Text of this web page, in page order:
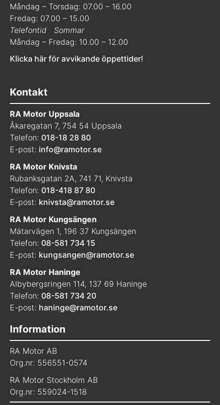
Måndag – Torsdag: 07.00 – 16.00
Fredag: 07.00 – 15.00
Telefontid
Sommar
Måndag – Fredag: 10.00 – 12.00
Klicka här för avvikande öppettider!
Kontakt
RA Motor Uppsala
Åkaregatan 7, 754 54 Uppsala
Telefon: 018-18 28 80
E-post: info@ramotor.se
RA Motor Knivsta
Rubanksgatan 2A, 741 71, Knivsta
Telefon: 018-418 87 80
E-post: knivsta@ramotor.se
RA Motor Kungsängen
Mätarvägen 1, 196 37 Kungsängen
Telefon: 08-581 734 15
E-post: kungsangen@ramotor.se
RA Motor Haninge
Albybergsringen 114, 137 69 Haninge
Telefon: 08-581 734 20
E-post: haninge@ramotor.se
Information
RA Motor AB
Org.nr: 556551-0574
RA Motor Stockholm AB
Org.nr: 559024-1518